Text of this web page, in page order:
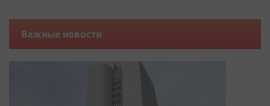
Важные новости